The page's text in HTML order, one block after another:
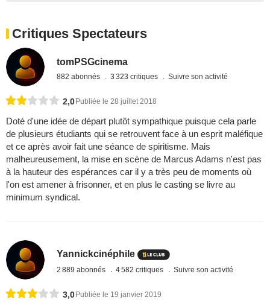
Critiques Spectateurs
tomPSGcinema
882 abonnés 3 323 critiques Suivre son activité
2,0 Publiée le 28 juillet 2018
Doté d'une idée de départ plutôt sympathique puisque cela parle
de plusieurs étudiants qui se retrouvent face à un esprit maléfique
et ce après avoir fait une séance de spiritisme. Mais
malheureusement, la mise en scène de Marcus Adams n'est pas
à la hauteur des espérances car il y a très peu de moments où
l'on est amener à frisonner, et en plus le casting se livre au
minimum syndical.
Yannickcinéphile
2 889 abonnés 4 582 critiques Suivre son activité
3,0Publiée le 19 janvier 2019